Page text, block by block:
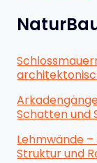
Schatten und
Lehmwände
Struktur und